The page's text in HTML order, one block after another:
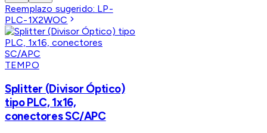
Reemplazo sugerido: LP-
PLC-1X2WOC
TEMPO
Splitter (Divisor Óptico)
tipo PLC, 1x16,
conectores SC/APC